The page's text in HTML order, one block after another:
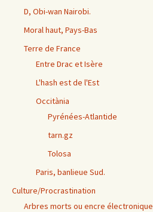
D, Obi-wan Nairobi.
Moral haut, Pays-Bas
Terre de France
Entre Drac et Isère
L'hash est de l'Est
Occitània
Pyrénées-Atlantide
tarn.gz
Tolosa
Paris, banlieue Sud.
Culture/Procrastination
Arbres morts ou encre électronique